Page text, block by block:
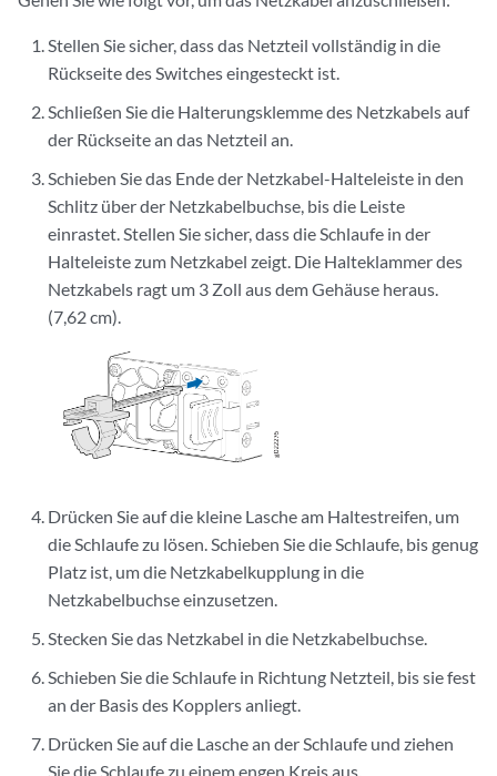
Stellen Sie sicher, dass das Netzteil vollständig in die
Rückseite des Switches eingesteckt ist.
Schließen Sie die Halterungsklemme des Netzkabels auf
der Rückseite an das Netzteil an.
Schieben Sie das Ende der Netzkabel-Halteleiste in den
Schlitz über der Netzkabelbuchse, bis die Leiste
einrastet. Stellen Sie sicher, dass die Schlaufe in der
Halteleiste zum Netzkabel zeigt. Die Halteklammer des
Netzkabels ragt um 3 Zoll aus dem Gehäuse heraus.
(7,62 cm).
Drücken Sie auf die kleine Lasche am Haltestreifen, um
die Schlaufe zu lösen. Schieben Sie die Schlaufe, bis genug
Platz ist, um die Netzkabelkupplung in die
Netzkabelbuchse einzusetzen.
Stecken Sie das Netzkabel in die Netzkabelbuchse.
Schieben Sie die Schlaufe in Richtung Netzteil, bis sie fest
an der Basis des Kopplers anliegt.
Drücken Sie auf die Lasche an der Schlaufe und ziehen
Sie die Schlaufe zu einem engen Kreis aus.